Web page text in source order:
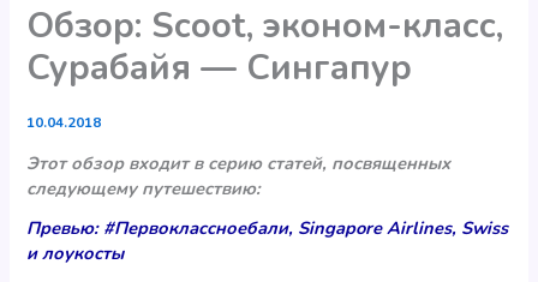
Обзор: Scoot, эконом-класс,
Сурабайя — Сингапур
10.04.2018
Этот обзор входит в серию статей, посвященных
следующему путешествию:
Превью: #Первоклассноебали, Singapore Airlines, Swiss
и лоукосты